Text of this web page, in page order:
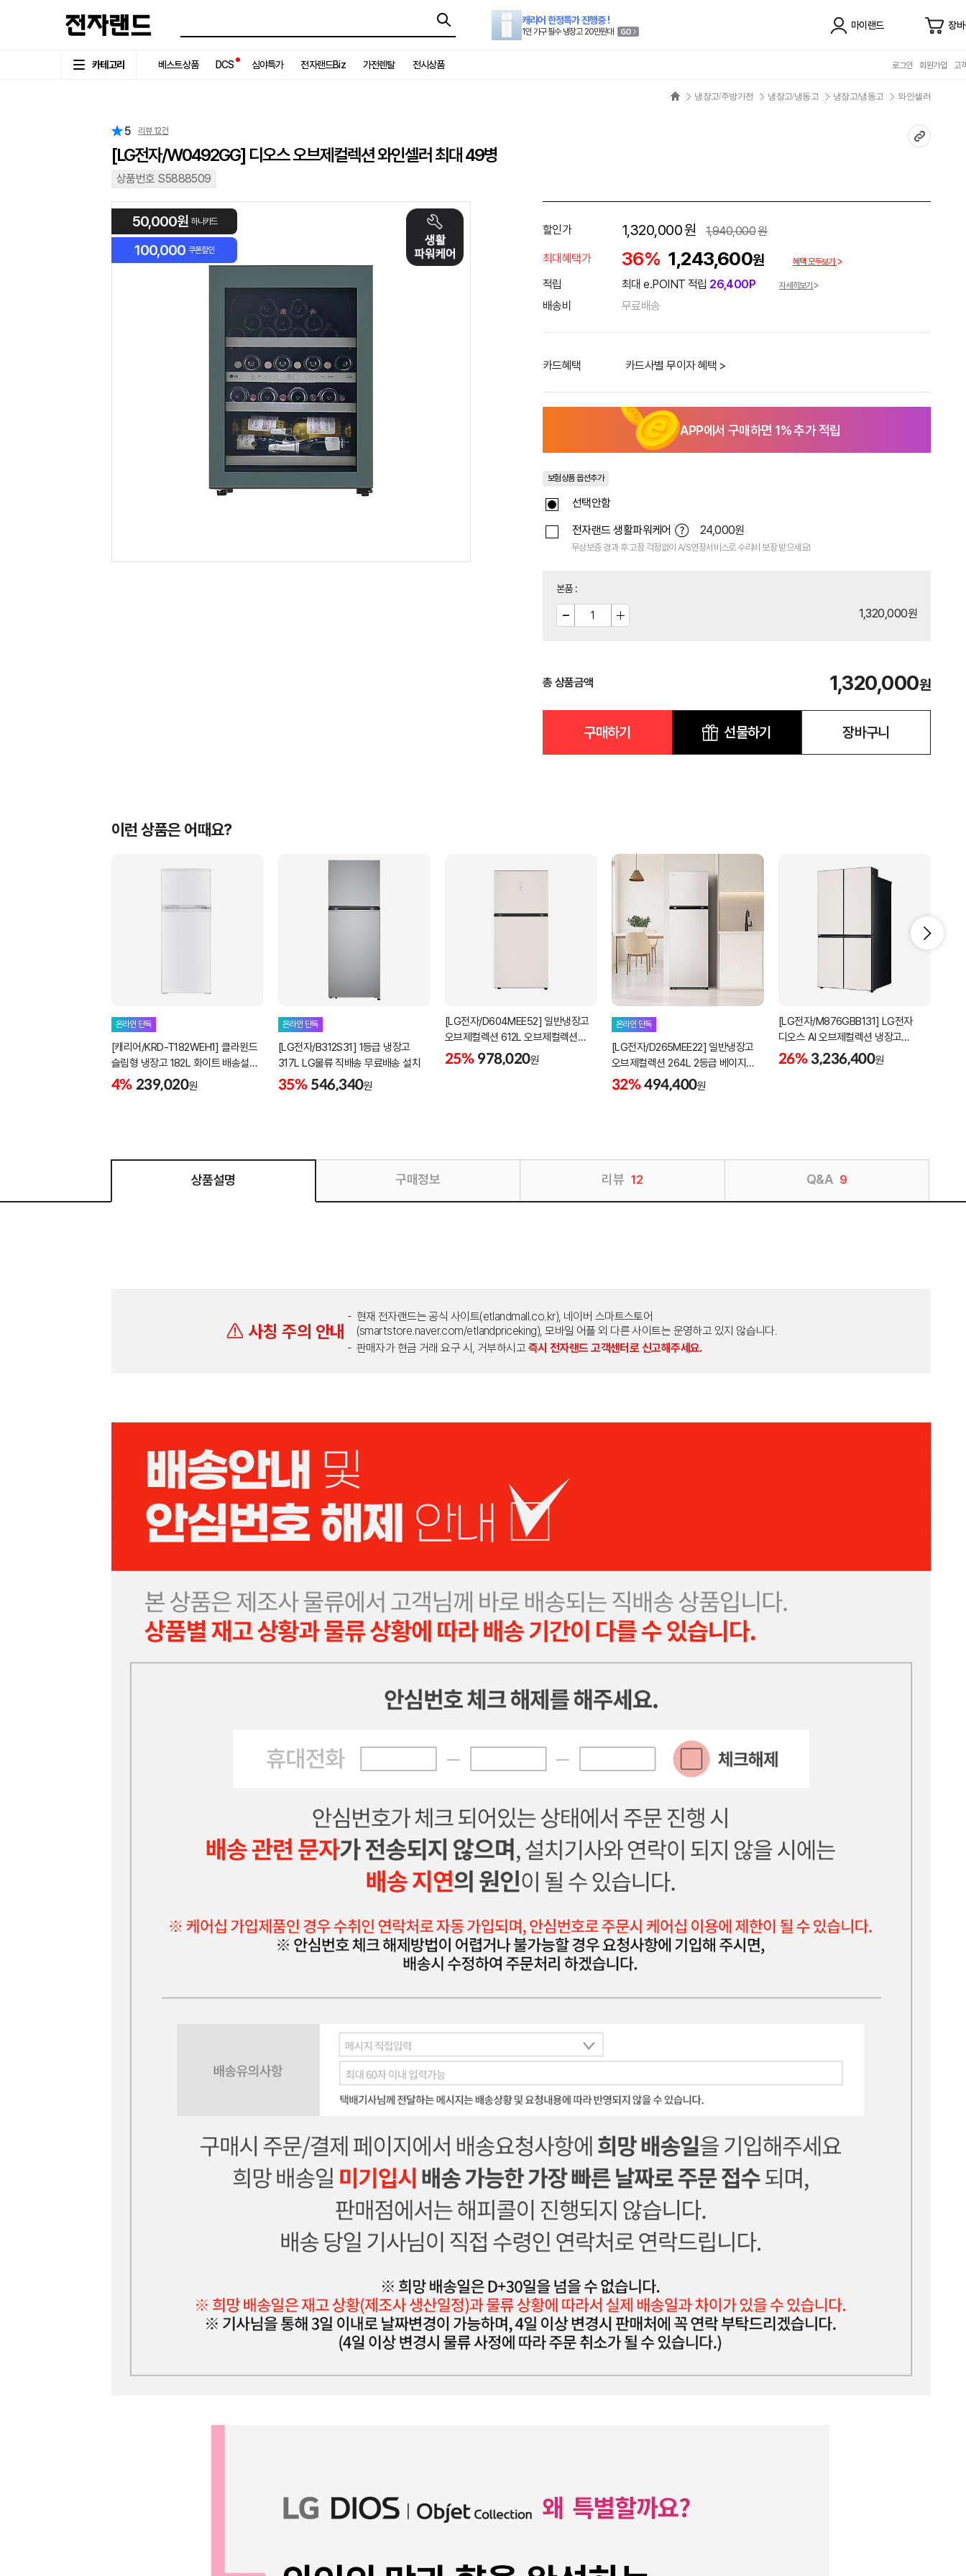
캐리어 한정특가 진행중 !
1인 가구 필수 냉장고 20만원대
마이랜드 장
카테고리 베스트상품 DCS 심야특가 전자랜드Biz 가전렌탈 전시상품 로그인 회원가입 고
냉장고/주방가전 냉장고/냉동고 냉장고/냉동고 와인셀러
5 리뷰 12건
[LG전자/W0492GG] 디오스 오브제컬렉션 와인셀러 최대 49병
상품번호 S5888509
50,000원 하나카드
100,000 쿠폰할인
할인가 1,320,000원 1,940,000원
최대혜택가
36% 1,243,600원 혜택 모두보기
적립 최대 e.POINT 적립 26,400P 자세히보기
배송비 무료배송
카드혜택 카드사별 무이자 혜택 >
APP에서 구매하면 1% 추가 적립
보험상품 옵션추가
선택안함
전자랜드 생활파워케어
24,000원
무상보증 경과 후 고장 걱정없이 A/S연장서비스로 수리비 보장 받으세요!
본품:
1,320,000원
총 상품금액 1,320,000원
구매하기 선물하기 장바구니
이런 상품은 어때요?
온라인 단독
[캐리어/KRD-T182WEH1] 클라윈드
슬림형 냉장고 182L 화이트 배송설치
포함
4% 239,020원
온라인 단독
[LG전자/B312S31] 1등급 냉장고
317L LG물류 직배송 무료배송 설치
35% 546,340원
[LG전자/D604MEE52] 일반냉장고
오브제컬렉션 612L 오브제컬렉션
베이지 LG물류 직배송 무료설치
25% 978,020원
온라인 단독
[LG전자/D265MEE22] 일반냉장고
오브제컬렉션 264L 2등급 베이지
설치포함
32% 494,400원
[LG전자/M876GBB131] LG전자
디오스 AI 오브제컬렉션 냉장고
매직스페이스 1등급 4도어 871L
미스트 베이지
26% 3,236,400원
상품설명 구매정보 리뷰 12 Q&A 9
사칭 주의 안내
현재 전자랜드는 공식 사이트(etlandmall.co.kr), 네이버 스마트스토어
(smartstore.naver.com/etlandpriceking), 모바일 어플 외 다른 사이트는 운영하고 있지 않습니다.
판매자가 현금 거래 요구 시, 거부하시고 즉시 전자랜드 고객센터로 신고해주세요.